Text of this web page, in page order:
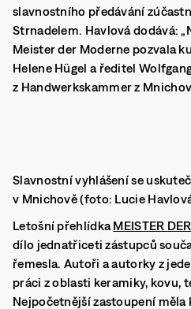
slavnostního předávání
Strnadelem. Havlová dodává:
Meister der Moderne pozvala
Helene Hügel a ředitel
z Handwerkskammer z
Slavnostní vyhlášení se
v Mnichově (foto: Lucie
Letošní přehlídka MEISTER
dílo jednatřiceti zástupců
řemesla. Autoři a autorky z
práci z oblasti keramiky, kovu,
Nejpočetnější zastoupení měla